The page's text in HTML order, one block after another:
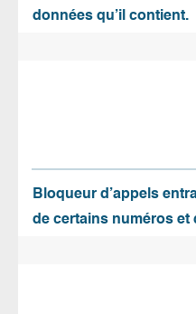
données qu’il contient.
Bloqueur d’appels
de certains numéros